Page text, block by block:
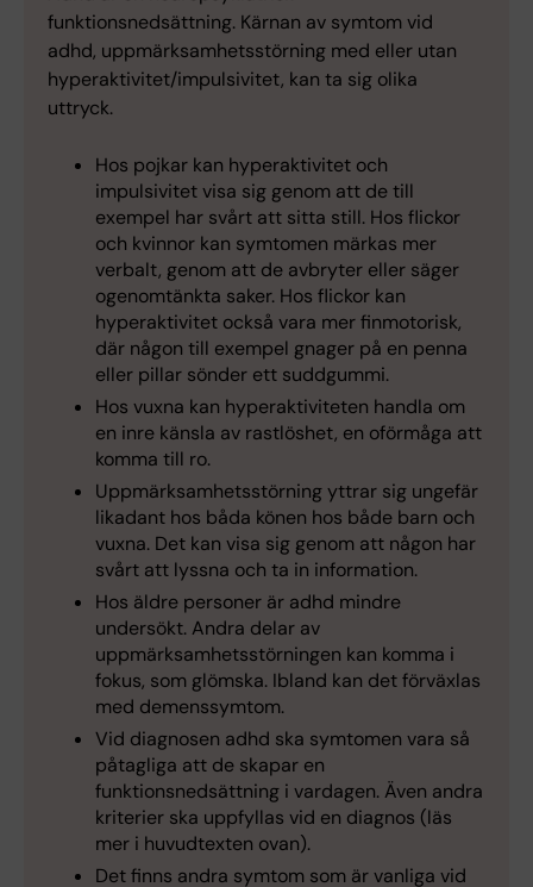
funktionsnedsättning. Kärnan av symtom vid
adhd, uppmärksamhetsstörning med eller utan
hyperaktivitet/impulsivitet, kan ta sig olika
uttryck.
Hos pojkar kan hyperaktivitet och
impulsivitet visa sig genom att de till
exempel har svårt att sitta still. Hos flickor
och kvinnor kan symtomen märkas mer
verbalt, genom att de avbryter eller säger
ogenomtänkta saker. Hos flickor kan
hyperaktivitet också vara mer finmotorisk,
där någon till exempel gnager på en penna
eller pillar sönder ett suddgummi.
Hos vuxna kan hyperaktiviteten handla om
en inre känsla av rastlöshet, en oförmåga att
komma till ro.
Uppmärksamhetsstörning yttrar sig ungefär
likadant hos båda könen hos både barn och
vuxna. Det kan visa sig genom att någon har
svårt att lyssna och ta in information.
Hos äldre personer är adhd mindre
undersökt. Andra delar av
uppmärksamhetsstörningen kan komma i
fokus, som glömska. Ibland kan det förväxlas
med demenssymtom.
Vid diagnosen adhd ska symtomen vara så
påtagliga att de skapar en
funktionsnedsättning i vardagen. Även andra
kriterier ska uppfyllas vid en diagnos (läs
mer i huvudtexten ovan).
Det finns andra symtom som är vanliga vid